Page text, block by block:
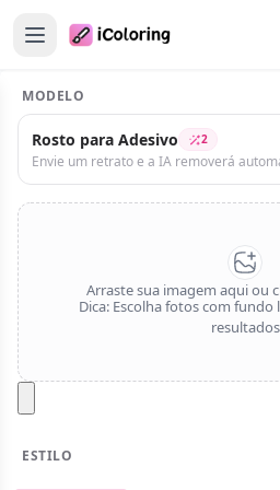
de páginas para colorir
de livros para colorir
e diversão
com IA
Manualmente
de Adesivos IA
MODELO
Rosto para Adesivo 2
Arraste sua imagem aqui ou
Dica: Escolha fotos com
resultados
ESTILO